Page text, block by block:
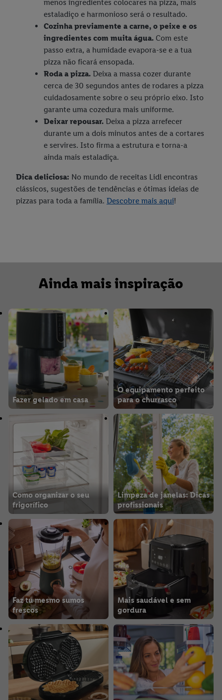
menos ingredientes colocares na pizza, mais
estaladiço e harmonioso será o resultado.
Cozinha previamente a carne, o peixe e os
ingredientes com muita água. Com este
passo extra, a humidade evapora-se e a tua
pizza não ficará ensopada.
Roda a pizza. Deixa a massa cozer durante
cerca de 30 segundos antes de rodares a pizza
cuidadosamente sobre o seu próprio eixo. Isto
garante uma cozedura mais uniforme.
Deixar repousar. Deixa a pizza arrefecer
durante um a dois minutos antes de a cortares
e servires. Isto firma a estrutura e torna-a
ainda mais estaladiça.
Dica deliciosa: No mundo de receitas Lidl encontras
clássicos, sugestões de tendências e ótimas ideias de
pizzas para toda a família. Descobre mais aqui!
Ainda mais inspiração
Fazer gelado em casa
O equipamento perfeito
para o churrasco
Como organizar o seu
frigorífico
Limpeza de janelas: Dicas
profissionais
Faz tu mesmo sumos
frescos
Mais saudável e sem
gordura